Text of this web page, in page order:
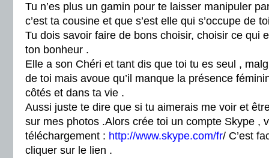
Tu n’es plus un gamin pour te laisser manipuler
c’est ta cousine et que s’est elle qui s’occupe de
Tu dois savoir faire de bons choisir, choisir ce qui
ton bonheur .
Elle a son Chéri et tant dis que toi tu es seul ,
de toi mais avoue qu’il manque la présence
côtés et dans ta vie .
Aussi juste te dire que si tu aimerais me voir et
sur mes photos .Alors crée toi un compte Skype ,
téléchargement : http://www.skype.com/fr/ C’est
cliquer sur le lien .